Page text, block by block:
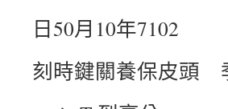
日50月10年7102
刻時鍵關養保皮頭